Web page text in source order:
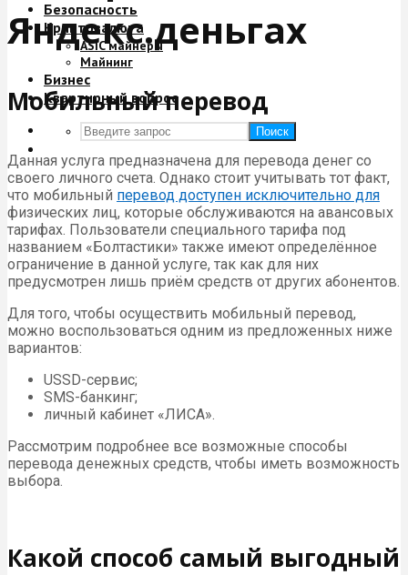
Безопасность
Криптовалюта
ASIC майнеры
Майнинг
Бизнес
Квартирный вопрос
Поиск
Яндекс.деньгах
Мобильный перевод
Данная услуга предназначена для перевода денег со
своего личного счета. Однако стоит учитывать тот факт,
что мобильный перевод доступен исключительно для
физических лиц, которые обслуживаются на авансовых
тарифах. Пользователи специального тарифа под
названием «Болтастики» также имеют определённое
ограничение в данной услуге, так как для них
предусмотрен лишь приём средств от других абонентов.
Для того, чтобы осуществить мобильный перевод,
можно воспользоваться одним из предложенных ниже
вариантов:
USSD-сервис;
SMS-банкинг;
личный кабинет «ЛИСА».
Рассмотрим подробнее все возможные способы
перевода денежных средств, чтобы иметь возможность
выбора.
Какой способ самый выгодный